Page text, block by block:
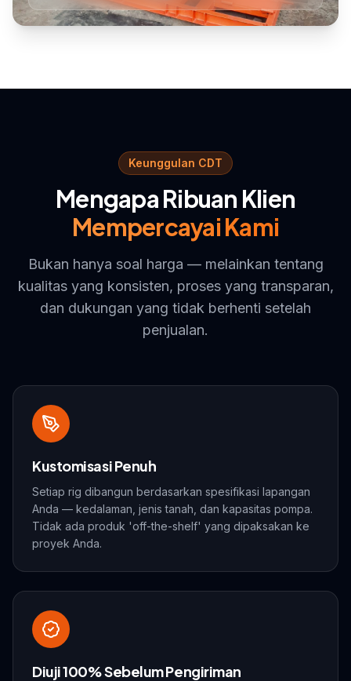
Keunggulan CDT
Mengapa Ribuan Klien
Mempercayai Kami
Bukan hanya soal harga — melainkan tentang
kualitas yang konsisten, proses yang transparan,
dan dukungan yang tidak berhenti setelah
penjualan.
Kustomisasi Penuh
Setiap rig dibangun berdasarkan spesifikasi lapangan
Anda — kedalaman, jenis tanah, dan kapasitas pompa.
Tidak ada produk 'off-the-shelf' yang dipaksakan ke
proyek Anda.
Diuji 100% Sebelum Pengiriman